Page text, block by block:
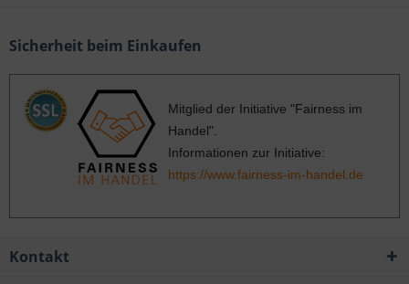
Sicherheit beim Einkaufen
Mitglied der Initiative "Fairness im
Handel".
Informationen zur Initiative:
https://www.fairness-im-handel.de
Kontakt